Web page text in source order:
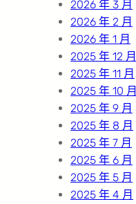
2026 年 3 月
2026 年 2 月
2026 年 1 月
2025 年 12 月
2025 年 11 月
2025 年 10 月
2025 年 9 月
2025 年 8 月
2025 年 7 月
2025 年 6 月
2025 年 5 月
2025 年 4 月